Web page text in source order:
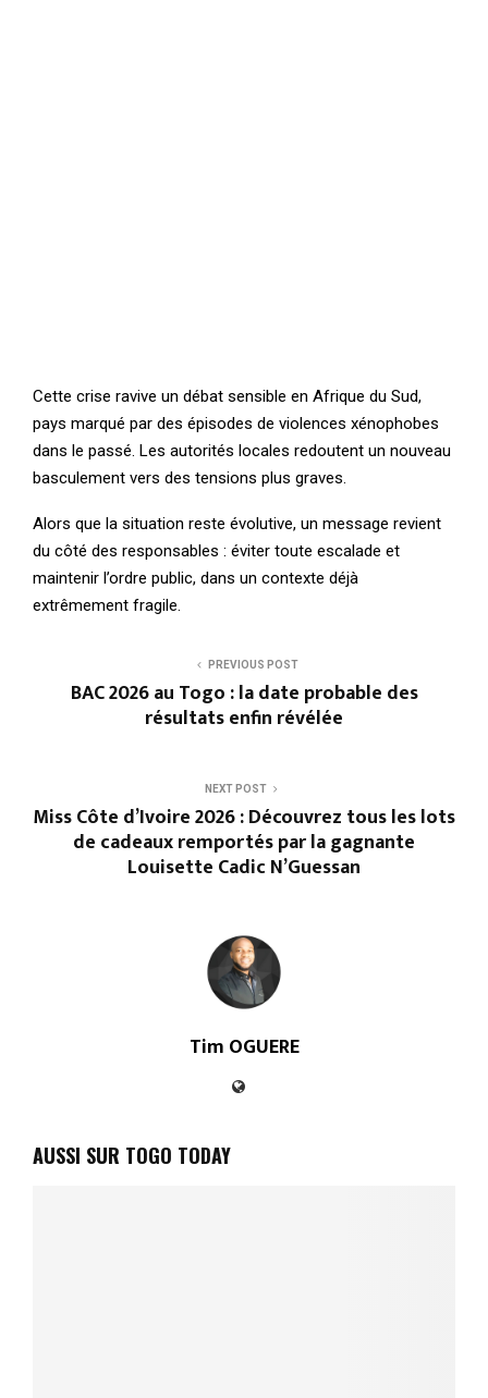
Cette crise ravive un débat sensible en Afrique du Sud,
pays marqué par des épisodes de violences xénophobes
dans le passé. Les autorités locales redoutent un nouveau
basculement vers des tensions plus graves.
Alors que la situation reste évolutive, un message revient
du côté des responsables : éviter toute escalade et
maintenir l’ordre public, dans un contexte déjà
extrêmement fragile.
PREVIOUS POST
BAC 2026 au Togo : la date probable des
résultats enfin révélée
NEXT POST
Miss Côte d’Ivoire 2026 : Découvrez tous les lots
de cadeaux remportés par la gagnante
Louisette Cadic N’Guessan
Tim OGUERE
AUSSI SUR TOGO TODAY